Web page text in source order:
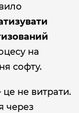
на
софту.
не витрати.
через